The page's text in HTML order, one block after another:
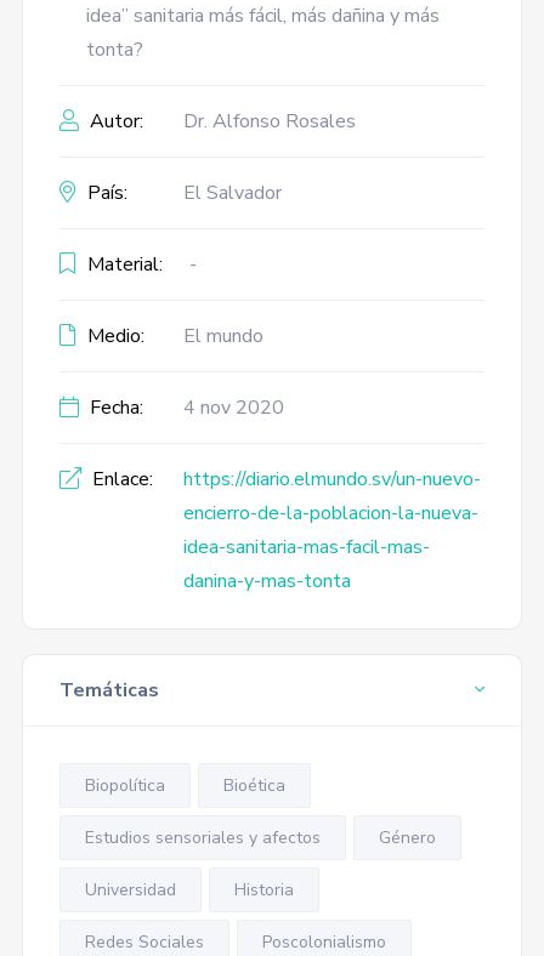
idea” sanitaria más fácil, más dañina y más
tonta?
Autor: Dr. Alfonso Rosales
País: El Salvador
Material: -
Medio: El mundo
Fecha: 4 nov 2020
Enlace:
https://diario.elmundo.sv/un-nuevo-
encierro-de-la-poblacion-la-nueva-
idea-sanitaria-mas-facil-mas-
danina-y-mas-tonta
Temáticas
Biopolítica Bioética
Estudios sensoriales y afectos Género
Universidad Historia
Redes Sociales Poscolonialismo